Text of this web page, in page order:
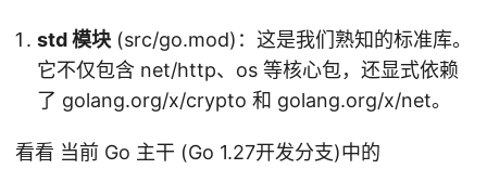
std 模块 (src/go.mod)：这是我们熟知的标准库。
它不仅包含 net/http、os 等核心包，还显式依赖
了 golang.org/x/crypto 和 golang.org/x/net。
看看 当前 Go 主干 (Go 1.27开发分支)中的